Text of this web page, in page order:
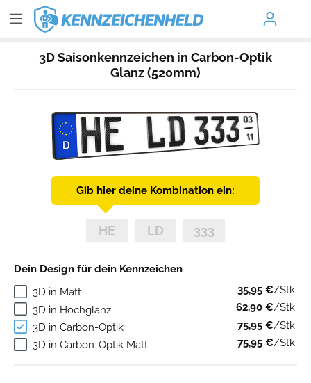
3D Saisonkennzeichen in Carbon-Optik
Glanz (520mm)
Gib hier deine Kombination ein:
Dein Design für dein Kennzeichen
3D in Matt
35,95 €/Stk.
3D in Hochglanz
62,90 €/Stk.
3D in Carbon-Optik
75,95 €/Stk.
3D in Carbon-Optik Matt
75,95 €/Stk.